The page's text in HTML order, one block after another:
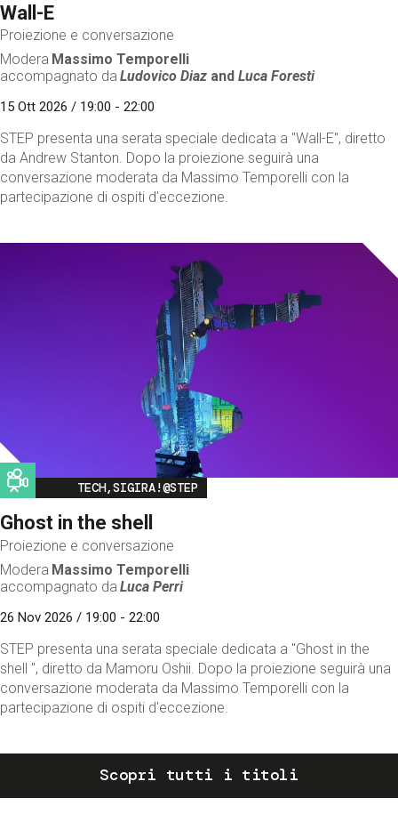
Wall-E
Proiezione e conversazione
Modera Massimo Temporelli
accompagnato da Ludovico Diaz andLuca Foresti
15 Ott 2026 / 19:00 - 22:00
STEP presenta una serata speciale dedicata a "Wall-E", diretto
da Andrew Stanton. Dopo la proiezione seguirà una
conversazione moderata da Massimo Temporelli con la
partecipazione di ospiti d'eccezione.
Image
TECH,SIGIRA!@STEP
Ghost in the shell
Proiezione e conversazione
Modera Massimo Temporelli
accompagnato da Luca Perri
26 Nov 2026 / 19:00 - 22:00
STEP presenta una serata speciale dedicata a "Ghost in the
shell ", diretto da Mamoru Oshii. Dopo la proiezione seguirà una
conversazione moderata da Massimo Temporelli con la
partecipazione di ospiti d'eccezione.
Scopri tutti i titoli